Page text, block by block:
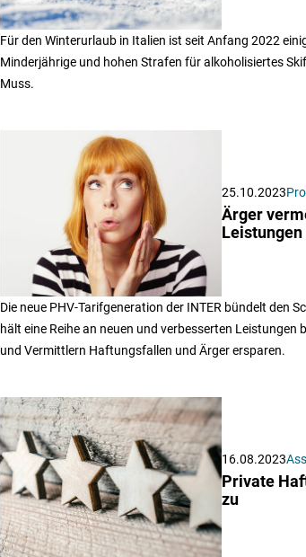
Für den Winterurlaub in Italien ist seit Anfang 2022
Minderjährige und hohen Strafen für alkoholisiertes
Muss.
25.10.2023
Ärger
Leistungen
Die neue PHV-Tarifgeneration der INTER bündelt den
hält eine Reihe an neuen und verbesserten
und Vermittlern Haftungsfallen und Ärger ersparen.
16.08.2023
Private
zu